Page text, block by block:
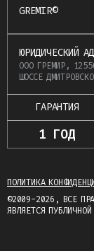
GREMIR©
ЮРИДИЧЕСКИЙ
ООО ГРЕМИР,
ШОССЕ
ГАРАНТИЯ
1 ГОД
©2009-2026, ВСЕ
ЯВЛЯЕТСЯ
ПОЛИТИКА